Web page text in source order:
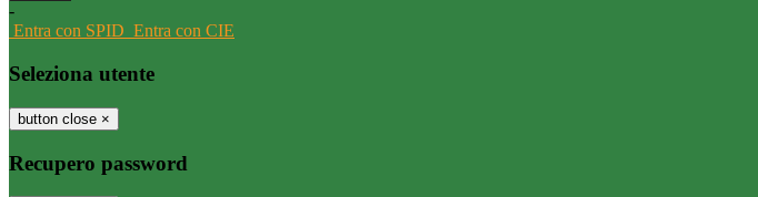
-
Entra con SPID Entra con CIE
Seleziona utente
button close ×
Recupero password